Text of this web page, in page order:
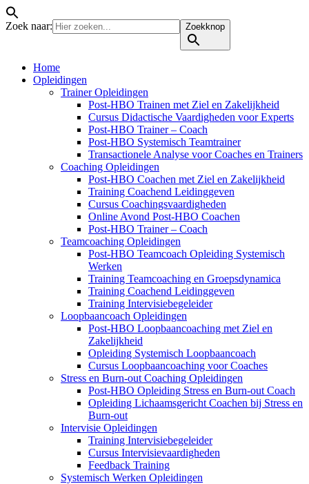
Zoek naar: Zoekknop
Home
Opleidingen
Trainer Opleidingen
Post-HBO Trainen met Ziel en Zakelijkheid
Cursus Didactische Vaardigheden voor Experts
Post-HBO Trainer – Coach
Post-HBO Systemisch Teamtrainer
Transactionele Analyse voor Coaches en Trainers
Coaching Opleidingen
Post-HBO Coachen met Ziel en Zakelijkheid
Training Coachend Leidinggeven
Cursus Coachingsvaardigheden
Online Avond Post-HBO Coachen
Post-HBO Trainer – Coach
Teamcoaching Opleidingen
Post-HBO Teamcoach Opleiding Systemisch
Werken
Training Teamcoaching en Groepsdynamica
Training Coachend Leidinggeven
Training Intervisiebegeleider
Loopbaancoach Opleidingen
Post-HBO Loopbaancoaching met Ziel en
Zakelijkheid
Opleiding Systemisch Loopbaancoach
Cursus Loopbaancoaching voor Coaches
Stress en Burn-out Coaching Opleidingen
Post-HBO Opleiding Stress en Burn-out Coach
Opleiding Lichaamsgericht Coachen bij Stress en
Burn-out
Intervisie Opleidingen
Training Intervisiebegeleider
Cursus Intervisievaardigheden
Feedback Training
Systemisch Werken Opleidingen